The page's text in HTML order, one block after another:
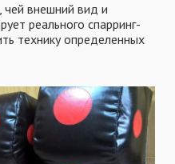
чей внешний вид и
реального спарринг-
технику определенных